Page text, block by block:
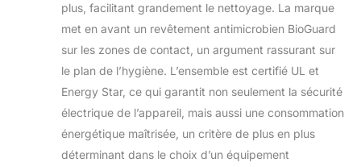
plus, facilitant grandement le nettoyage. La marque
met en avant un revêtement antimicrobien BioGuard
sur les zones de contact, un argument rassurant sur
le plan de l’hygiène. L’ensemble est certifié UL et
Energy Star, ce qui garantit non seulement la sécurité
électrique de l’appareil, mais aussi une consommation
énergétique maîtrisée, un critère de plus en plus
déterminant dans le choix d’un équipement